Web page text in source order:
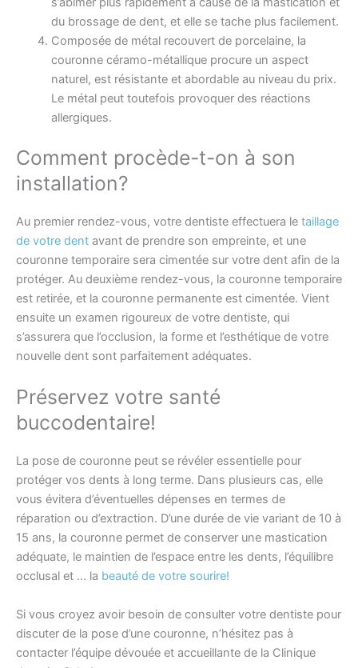
du brossage de dent, et elle se tache plus facilement.
Composée de métal recouvert de porcelaine, la
couronne céramo-métallique procure un aspect
naturel, est résistante et abordable au niveau du prix.
Le métal peut toutefois provoquer des réactions
allergiques.
Comment procède-t-on à son
installation?
Au premier rendez-vous, votre dentiste effectuera le taillage
de votre dent avant de prendre son empreinte, et une
couronne temporaire sera cimentée sur votre dent afin de la
protéger. Au deuxième rendez-vous, la couronne temporaire
est retirée, et la couronne permanente est cimentée. Vient
ensuite un examen rigoureux de votre dentiste, qui
s’assurera que l’occlusion, la forme et l’esthétique de votre
nouvelle dent sont parfaitement adéquates.
Préservez votre santé
buccodentaire!
La pose de couronne peut se révéler essentielle pour
protéger vos dents à long terme. Dans plusieurs cas, elle
vous évitera d’éventuelles dépenses en termes de
réparation ou d’extraction. D’une durée de vie variant de 10 à
15 ans, la couronne permet de conserver une mastication
adéquate, le maintien de l’espace entre les dents, l’équilibre
occlusal et … la beauté de votre sourire!
Si vous croyez avoir besoin de consulter votre dentiste pour
discuter de la pose d’une couronne, n’hésitez pas à
contacter l’équipe dévouée et accueillante de la Clinique